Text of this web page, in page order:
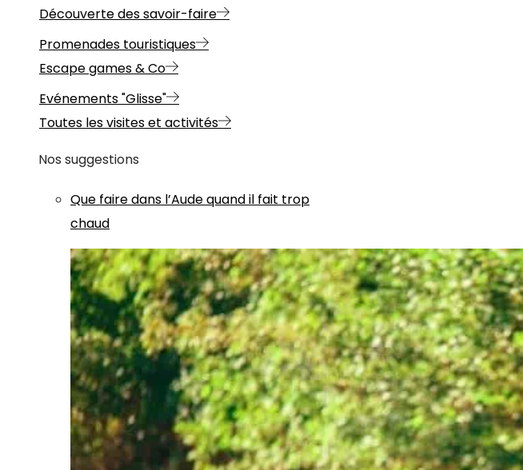
Découverte des savoir-faire
Promenades touristiques
Escape games & Co
Evénements "Glisse"
Toutes les visites et activités
Nos suggestions
Que faire dans l’Aude quand il fait trop
chaud